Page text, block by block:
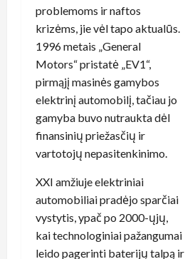
problemoms ir naftos
krizėms, jie vėl tapo aktualūs.
1996 metais „General
Motors“ pristatė „EV1“,
pirmąjį masinės gamybos
elektrinį automobilį, tačiau jo
gamyba buvo nutraukta dėl
finansinių priežasčių ir
vartotojų nepasitenkinimo.
XXI amžiuje elektriniai
automobiliai pradėjo sparčiai
vystytis, ypač po 2000-ųjų,
kai technologiniai pažangumai
leido pagerinti baterijų talpą ir